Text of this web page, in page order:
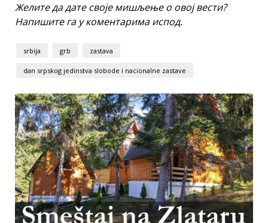
Желите да дате своје мишљење о овој вести?
Напишите га у коментарима испод.
srbija grb zastava
dan srpskog jedinstva slobode i nacionalne zastave